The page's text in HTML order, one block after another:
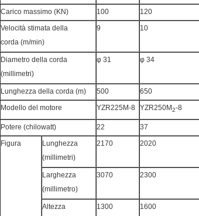
Carico massimo (KN)
100 120
Velocità stimata della
corda (m/min)
9 10
Diametro della corda
(millimetri)
φ 31 φ 34
Lunghezza della corda (m) 500 650
Modello del motore
YZR225M-8 YZR250M2-8
Potere (chilowatt) 22 37
Figura
Lunghezza
(millimetri)
2170 2020
Larghezza
(millimetro)
3070 2300
Altezza
1300 1600